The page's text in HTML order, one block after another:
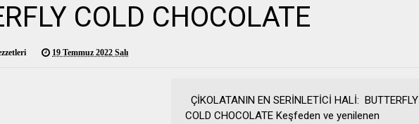
COLD CHOCOLATE
19 Temmuz 2022 Salı
ÇİKOLATANIN EN SERİNLETİCİ HALİ: BUTTERFLY
COLD CHOCOLATE Keşfeden ve yenilenen